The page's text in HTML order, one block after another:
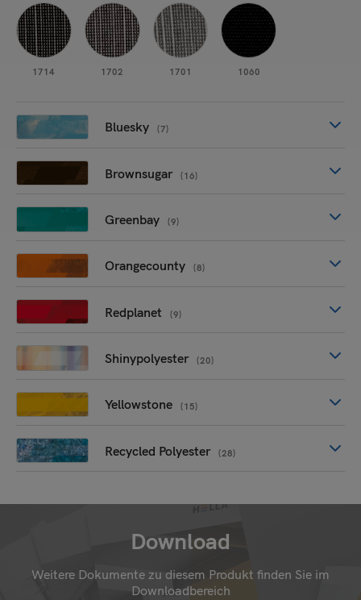
1714 1702 1701 1060
Bluesky (7)
Brownsugar (16)
Greenbay (9)
Orangecounty (8)
Redplanet (9)
Shinypolyester (20)
Yellowstone (15)
Recycled Polyester (28)
Download
Weitere Dokumente zu diesem Produkt finden Sie im
Downloadbereich